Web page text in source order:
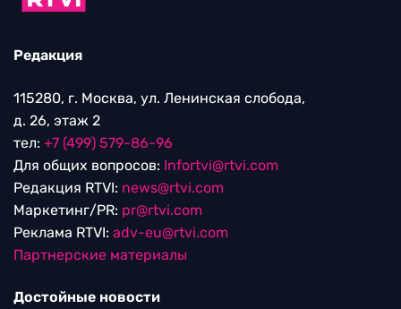
Редакция
115280, г. Москва, ул. Ленинская слобода,
д. 26, этаж 2
тел: +7 (499) 579-86-96
Для общих вопросов: Infortvi@rtvi.com
Редакция RTVI: news@rtvi.com
Маркетинг/PR: pr@rtvi.com
Реклама RTVI: adv-eu@rtvi.com
Партнерские материалы
Достойные новости